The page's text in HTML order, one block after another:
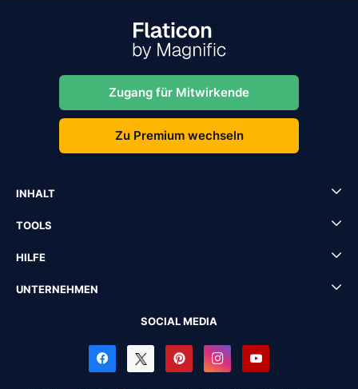
Zugang für Mitwirkende
Zu Premium wechseln
INHALT
TOOLS
HILFE
UNTERNEHMEN
SOCIAL MEDIA